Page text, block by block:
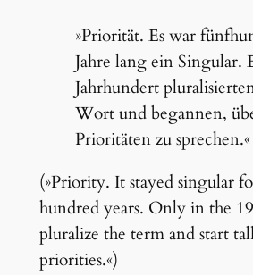
»Priorität. Es war
Jahre lang ein Singular.
Jahrhundert
Wort und begannen,
Prioritäten zu sprechen.«
(»Priority. It stayed singular
hundred years. Only in the
pluralize the term and start
priorities.«)